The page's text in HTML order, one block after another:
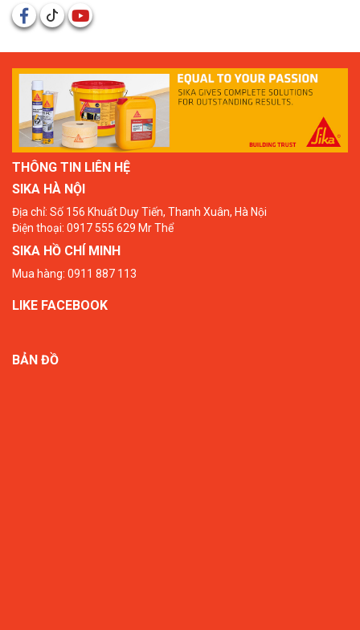
THÔNG TIN LIÊN HỆ
SIKA HÀ NỘI
Địa chỉ: Số 156 Khuất Duy Tiến, Thanh Xuân, Hà Nội
Điện thoại: 0917 555 629 Mr Thể
SIKA HỒ CHÍ MINH
Mua hàng: 0911 887 113
LIKE FACEBOOK
BẢN ĐỒ